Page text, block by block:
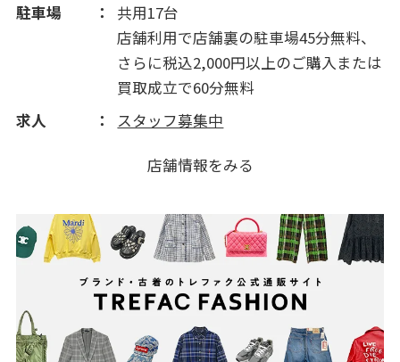
駐車場
共用17台
店舗利用で店舗裏の駐車場45分無料、
さらに税込2,000円以上のご購入または
買取成立で60分無料
求人
スタッフ募集中
店舗情報をみる